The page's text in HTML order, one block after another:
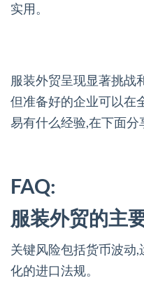
实用。
服装外贸呈现显著挑战
但准备好的企业可以在
易有什么经验,在下面分
FAQ:
服装外贸的主
关键风险包括货币波动
化的进口法规。